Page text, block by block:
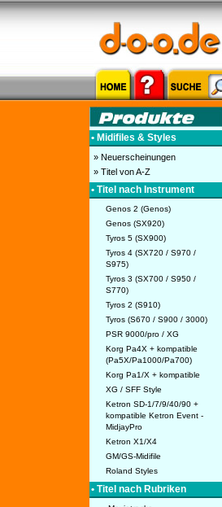
• Midifiles & Styles
» Neuerscheinungen
» Titel von A-Z
• Titel nach Instrument
Genos 2 (Genos)
Genos (SX920)
Tyros 5 (SX900)
Tyros 4 (SX720 / S970 /
S975)
Tyros 3 (SX700 / S950 /
S770)
Tyros 2 (S910)
Tyros (S670 / S900 / 3000)
PSR 9000/pro / XG
Korg Pa4X + kompatible
(Pa5X/Pa1000/Pa700)
Korg Pa1/X + kompatible
XG / SFF Style
Ketron SD-1/7/9/40/90 +
kompatible Ketron Event -
MidjayPro
Ketron X1/X4
GM/GS-Midifile
Roland Styles
• Titel nach Rubriken